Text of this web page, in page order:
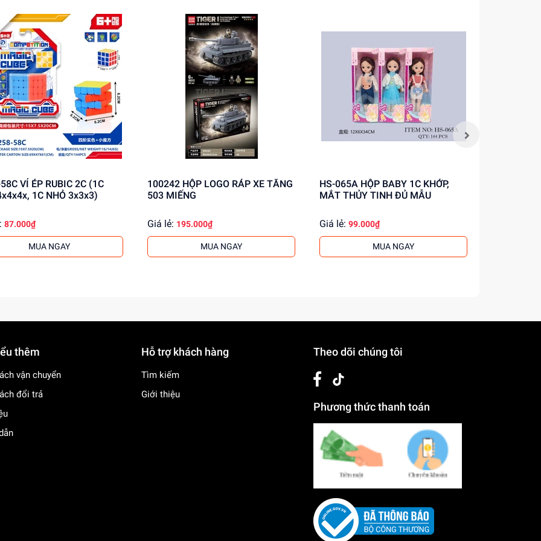
Series)
/ Đồ chơi hướng nghiệp
cá, chén dĩa, dụng cụ bếp và củ quả (Tổng 18+ chi tiết)
chi tiết và bảo quản nơi khô ráo.
bảo an toàn.
2C (1C
1C NHỎ 3x3x3)
87.000₫
MUA NGAY
100242 HỘP LOGO RÁP XE TĂNG
503 MIẾNG
Giá lẻ: 195.000₫
MUA NGAY
HS-065A HỘP BABY 1C KHỚP,
MẮT THỦY TINH ĐỦ MẪU
Giá lẻ: 99.000₫
MUA NGAY
thêm
vận chuyển
đổi trả
Hỗ trợ khách hàng
Tìm kiếm
Giới thiệu
Theo dõi chúng tôi
Phương thức thanh toán